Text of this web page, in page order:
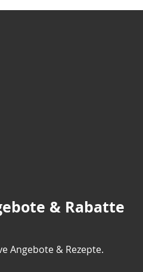
& Rabatte
Angebote & Rezepte.